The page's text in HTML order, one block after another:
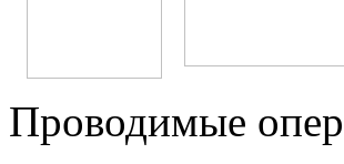
Проводимые